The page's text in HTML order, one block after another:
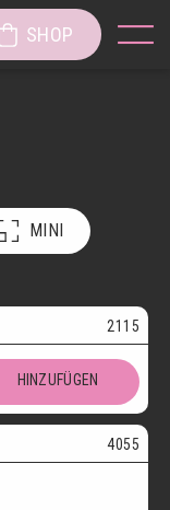
SHOP
MINI
LÄGGERLI
2115
HINZUFÜGEN
4055